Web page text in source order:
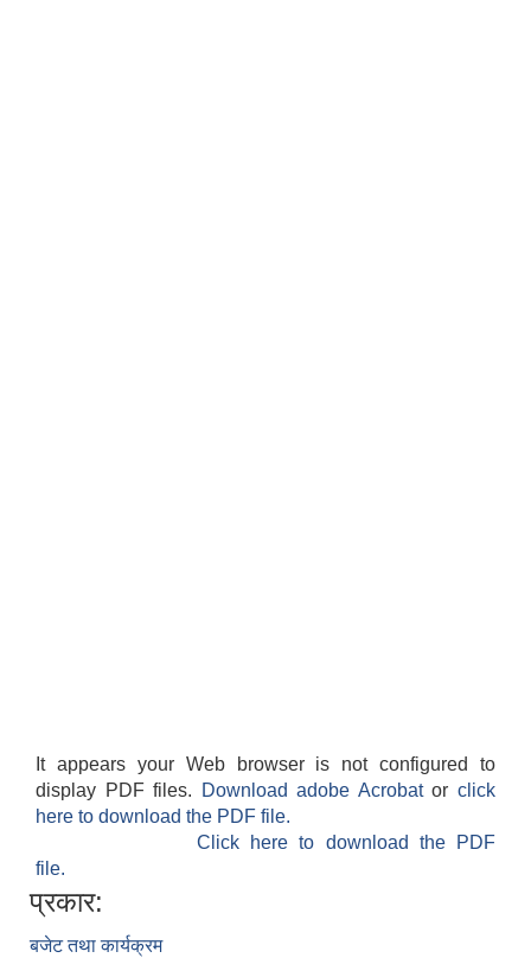
It appears your Web browser is not configured to
display PDF files.
Download adobe Acrobatorclick
here to download the PDF file.
Click here to download the PDF
file.
प्रकार:
बजेट तथा कार्यक्रम